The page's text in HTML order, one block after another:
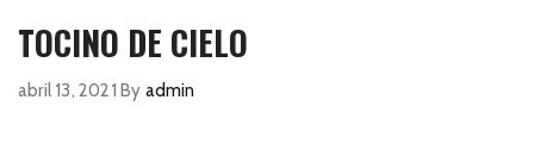
TOCINO DE CIELO
abril 13, 2021 By admin